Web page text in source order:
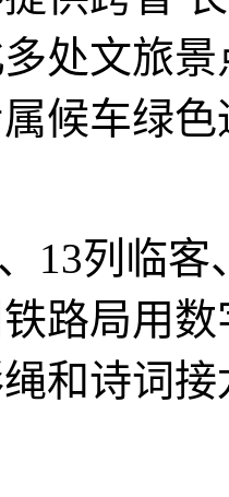
处文旅
候车绿
13列临
路局用数
和诗词